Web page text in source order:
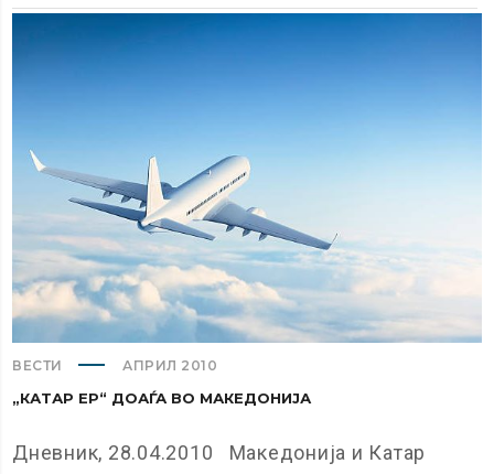
ВЕСТИ АПРИЛ 2010
„КАТАР ЕР“ ДОАЃА ВО МАКЕДОНИЈА
Дневник, 28.04.2010 Македонија и Катар